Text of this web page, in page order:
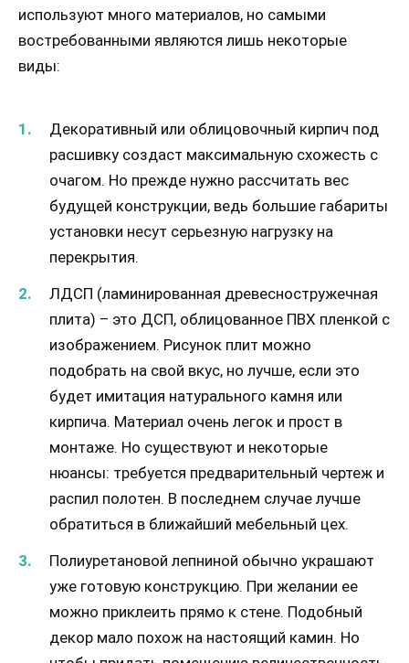
используют много материалов, но самыми
востребованными являются лишь некоторые
виды:
Декоративный или облицовочный кирпич под
расшивку создаст максимальную схожесть с
очагом. Но прежде нужно рассчитать вес
будущей конструкции, ведь большие габариты
установки несут серьезную нагрузку на
перекрытия.
ЛДСП (ламинированная древесностружечная
плита) – это ДСП, облицованное ПВХ пленкой с
изображением. Рисунок плит можно
подобрать на свой вкус, но лучше, если это
будет имитация натурального камня или
кирпича. Материал очень легок и прост в
монтаже. Но существуют и некоторые
нюансы: требуется предварительный чертеж и
распил полотен. В последнем случае лучше
обратиться в ближайший мебельный цех.
Полиуретановой лепниной обычно украшают
уже готовую конструкцию. При желании ее
можно приклеить прямо к стене. Подобный
декор мало похож на настоящий камин. Но